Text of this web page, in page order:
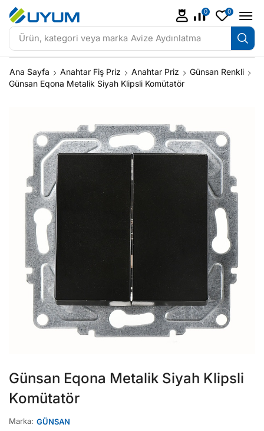
Ürün, kategori veya marka Avize Aydınlatma
0 0
Ana Sayfa Anahtar Fiş Priz Anahtar Priz
Günsan Renkli
Günsan Eqona Metalik Siyah Klipsli Komütatör
Günsan Eqona Metalik Siyah Klipsli
Komütatör
Marka: GÜNSAN